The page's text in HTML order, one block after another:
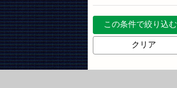
映像・書籍
アクリルケース
トルハコ背景シート
2018年4月
2018年5月
2018年7月
再生産
この条件で絞り込む
クリア